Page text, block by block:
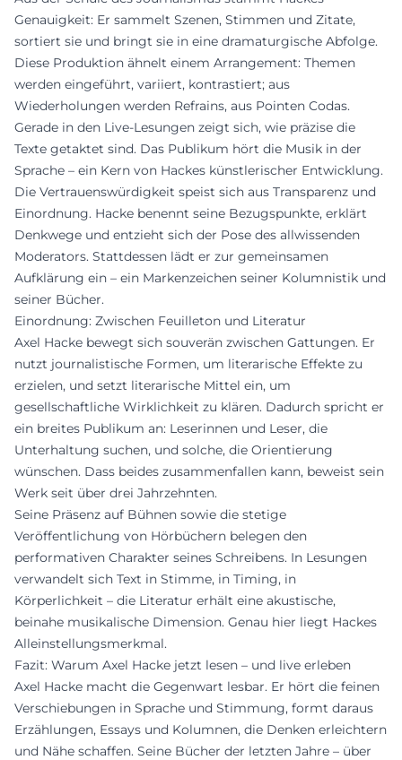
Genauigkeit: Er sammelt Szenen, Stimmen und Zitate,
sortiert sie und bringt sie in eine dramaturgische Abfolge.
Diese Produktion ähnelt einem Arrangement: Themen
werden eingeführt, variiert, kontrastiert; aus
Wiederholungen werden Refrains, aus Pointen Codas.
Gerade in den Live-Lesungen zeigt sich, wie präzise die
Texte getaktet sind. Das Publikum hört die Musik in der
Sprache – ein Kern von Hackes künstlerischer Entwicklung.
Die Vertrauenswürdigkeit speist sich aus Transparenz und
Einordnung. Hacke benennt seine Bezugspunkte, erklärt
Denkwege und entzieht sich der Pose des allwissenden
Moderators. Stattdessen lädt er zur gemeinsamen
Aufklärung ein – ein Markenzeichen seiner Kolumnistik und
seiner Bücher.
Einordnung: Zwischen Feuilleton und Literatur
Axel Hacke bewegt sich souverän zwischen Gattungen. Er
nutzt journalistische Formen, um literarische Effekte zu
erzielen, und setzt literarische Mittel ein, um
gesellschaftliche Wirklichkeit zu klären. Dadurch spricht er
ein breites Publikum an: Leserinnen und Leser, die
Unterhaltung suchen, und solche, die Orientierung
wünschen. Dass beides zusammenfallen kann, beweist sein
Werk seit über drei Jahrzehnten.
Seine Präsenz auf Bühnen sowie die stetige
Veröffentlichung von Hörbüchern belegen den
performativen Charakter seines Schreibens. In Lesungen
verwandelt sich Text in Stimme, in Timing, in
Körperlichkeit – die Literatur erhält eine akustische,
beinahe musikalische Dimension. Genau hier liegt Hackes
Alleinstellungsmerkmal.
Fazit: Warum Axel Hacke jetzt lesen – und live erleben
Axel Hacke macht die Gegenwart lesbar. Er hört die feinen
Verschiebungen in Sprache und Stimmung, formt daraus
Erzählungen, Essays und Kolumnen, die Denken erleichtern
und Nähe schaffen. Seine Bücher der letzten Jahre – über